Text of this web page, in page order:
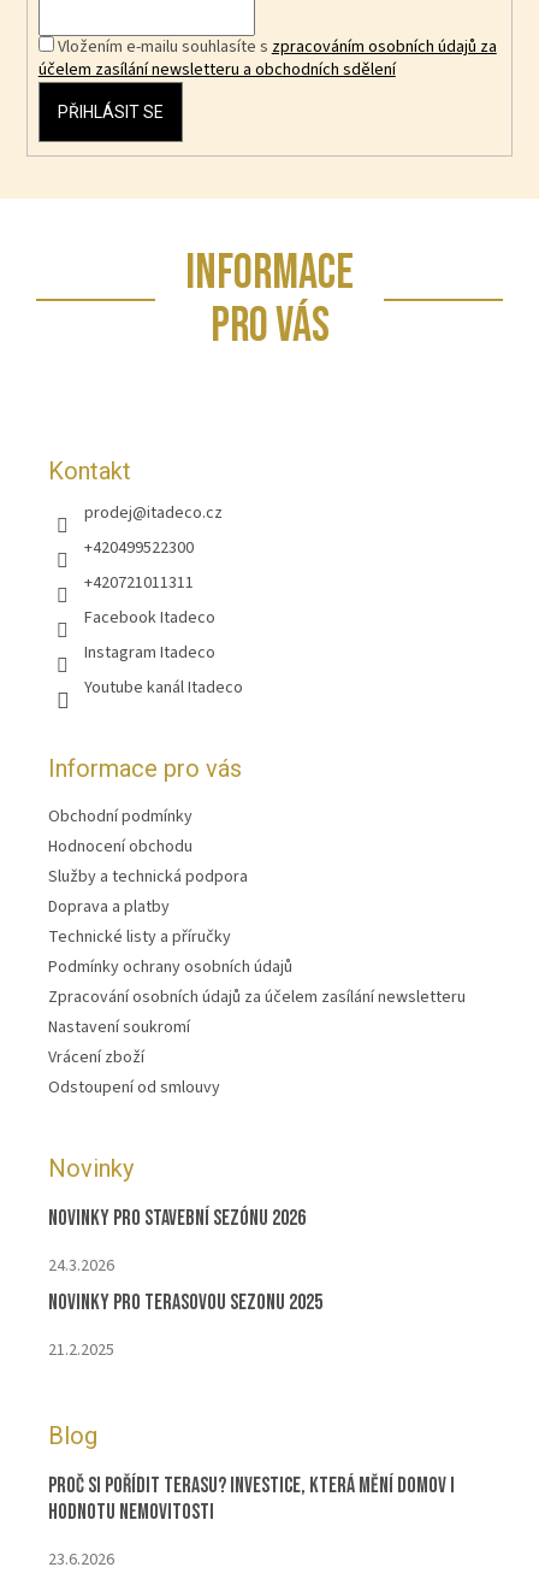
Vložením e-mailu souhlasíte szpracováním osobních údajů za
účelem zasílání newsletteru a obchodních sdělení
PŘIHLÁSIT SE
INFORMACE
PRO VÁS
Kontakt
prodej@itadeco.cz
+420499522300
+420721011311
Facebook Itadeco
Instagram Itadeco
Youtube kanál Itadeco
Informace pro vás
Obchodní podmínky
Hodnocení obchodu
Služby a technická podpora
Doprava a platby
Technické listy a příručky
Podmínky ochrany osobních údajů
Zpracování osobních údajů za účelem zasílání newsletteru
Nastavení soukromí
Vrácení zboží
Odstoupení od smlouvy
Novinky
Novinky pro stavební sezónu 2026
24.3.2026
Novinky pro terasovou sezonu 2025
21.2.2025
Blog
Proč si pořídit terasu? Investice, která mění domov i
hodnotu nemovitosti
23.6.2026